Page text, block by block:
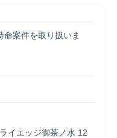
案件を取り扱いま
イエッジ御茶ノ水 12